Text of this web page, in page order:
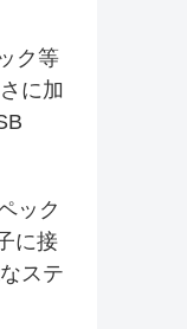
ク等
に加
ック
に接
ステ